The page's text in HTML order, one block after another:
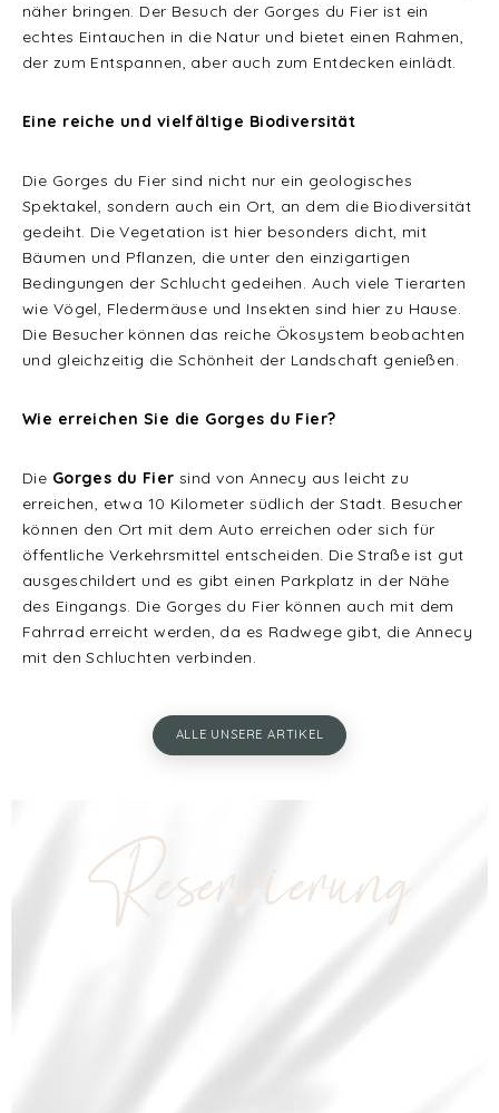
näher bringen. Der Besuch der Gorges du Fier ist ein
echtes Eintauchen in die Natur und bietet einen Rahmen,
der zum Entspannen, aber auch zum Entdecken einlädt.
Eine reiche und vielfältige Biodiversität
Die Gorges du Fier sind nicht nur ein geologisches
Spektakel, sondern auch ein Ort, an dem die Biodiversität
gedeiht. Die Vegetation ist hier besonders dicht, mit
Bäumen und Pflanzen, die unter den einzigartigen
Bedingungen der Schlucht gedeihen. Auch viele Tierarten
wie Vögel, Fledermäuse und Insekten sind hier zu Hause.
Die Besucher können das reiche Ökosystem beobachten
und gleichzeitig die Schönheit der Landschaft genießen.
Wie erreichen Sie die Gorges du Fier?
Die Gorges du Fier sind von Annecy aus leicht zu
erreichen, etwa 10 Kilometer südlich der Stadt. Besucher
können den Ort mit dem Auto erreichen oder sich für
öffentliche Verkehrsmittel entscheiden. Die Straße ist gut
ausgeschildert und es gibt einen Parkplatz in der Nähe
des Eingangs. Die Gorges du Fier können auch mit dem
Fahrrad erreicht werden, da es Radwege gibt, die Annecy
mit den Schluchten verbinden.
ALLE UNSERE ARTIKEL
Reservierung